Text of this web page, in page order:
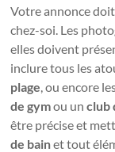
Votre annonce
chez-soi. Les
elles doivent
inclure tous les
plage , ou encore
de gymou unclub
être précise et
de bainet tout